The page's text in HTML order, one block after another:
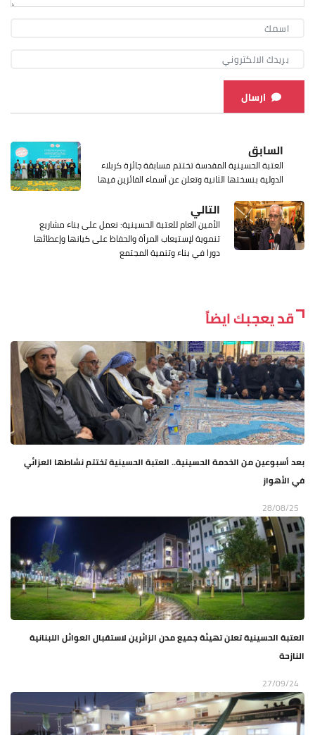
ارسال
السابق
العتبة الحسينية المقدسة تختتم مسابقة جائزة كربلاء
الدولية بنسختها الثانية وتعلن عن أسماء الفائزين فيها
التالي
الأمين العام للعتبة الحسينية: نعمل على بناء مشاريع
تنموية لإستيعاب المرأة والحفاظ على كيانها وإعطائها
دورا في بناء وتنمية المجتمع
قد يعجبك ايضاً
بعد أسبوعين من الخدمة الحسينية.. العتبة الحسينية تختتم نشاطها العزائي
في الأهواز
28/08/25
العتبة الحسينية تعلن تهيئة جميع مدن الزائرين لاستقبال العوائل اللبنانية
النازحة
27/09/24